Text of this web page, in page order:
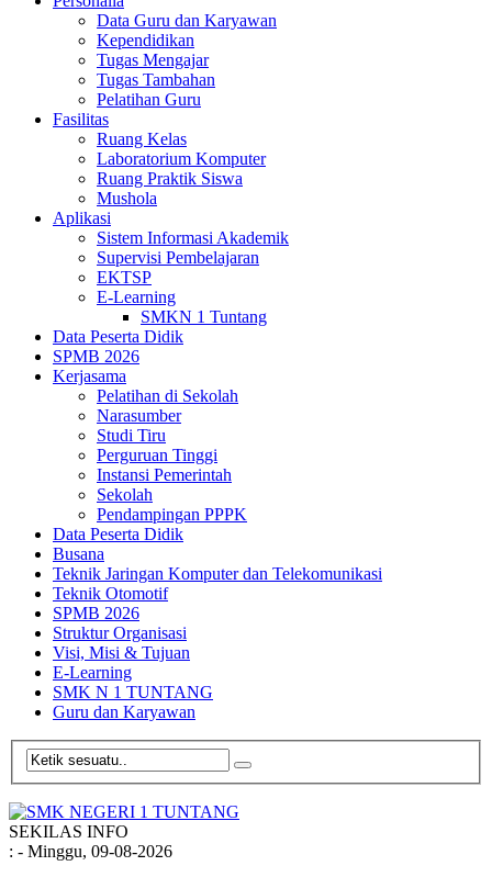
Data Guru dan Karyawan
Kependidikan
Tugas Mengajar
Tugas Tambahan
Pelatihan Guru
Fasilitas
Ruang Kelas
Laboratorium Komputer
Ruang Praktik Siswa
Mushola
Aplikasi
Sistem Informasi Akademik
Supervisi Pembelajaran
EKTSP
E-Learning
SMKN 1 Tuntang
Data Peserta Didik
SPMB 2026
Kerjasama
Pelatihan di Sekolah
Narasumber
Studi Tiru
Perguruan Tinggi
Instansi Pemerintah
Sekolah
Pendampingan PPPK
Data Peserta Didik
Busana
Teknik Jaringan Komputer dan Telekomunikasi
Teknik Otomotif
SPMB 2026
Struktur Organisasi
Visi, Misi & Tujuan
E-Learning
SMK N 1 TUNTANG
Guru dan Karyawan
SEKILAS INFO
: - Minggu, 09-08-2026